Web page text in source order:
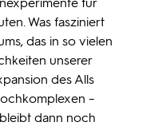
Was fasziniert
das in so vielen
unserer
des Alls
–
dann noch